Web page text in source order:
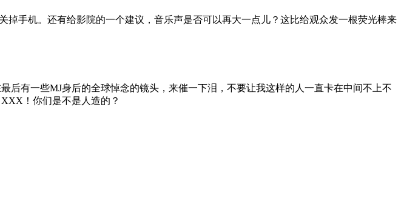
手机。还有给影院的一个建议，音乐声是否可以再大一点儿？这比给观众发一根荧光棒来
有一些MJ身后的全球悼念的镜头，来催一下泪，不要让我这样的人一直卡在中间不上不
！你们是不是人造的？